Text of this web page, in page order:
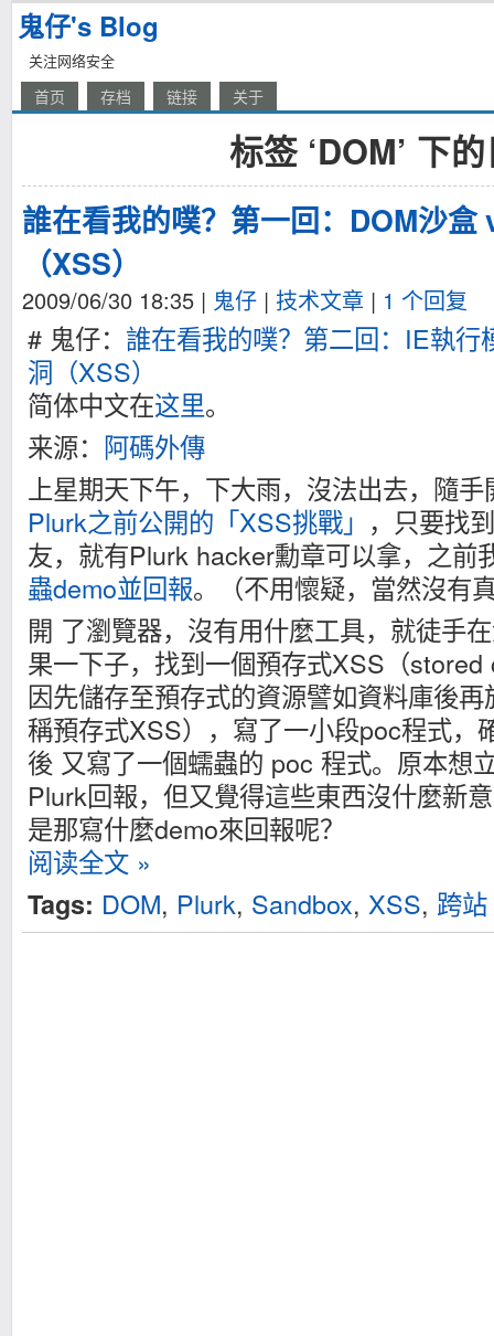
鬼仔's Blog
关注网络安全
首页 存档 链接 关于
标签 ‘DOM’ 下
誰在看我的噗？第一回：DOM沙盒
（XSS）
2009/06/30 18:35 | 鬼仔 | 技术文章 | 1 个回复
# 鬼仔： 誰在看我的噗？第二回：IE執
洞（XSS）
简体中文在这里。
来源： 阿碼外傳
上星期天下午，下大雨，沒法出去，隨
Plurk之前公開的「XSS挑戰」 ，只要找
友，就有Plurk hacker勳章可以拿，之前
蟲demo並回報。（不用懷疑，當然沒有
開 了瀏覽器，沒有用什麼工具，就徒手
果一下子，找到一個預存式XSS（
因先儲存至預存式的資源譬如資料庫後
稱預存式XSS），寫了一小段poc程式，
後 又寫了一個蠕蟲的 poc 程式。原本想
Plurk回報，但又覺得這些東西沒什麼新
是那寫什麼demo來回報呢？
阅读全文 »
Tags: DOM, Plurk, Sandbox, XSS, 跨站